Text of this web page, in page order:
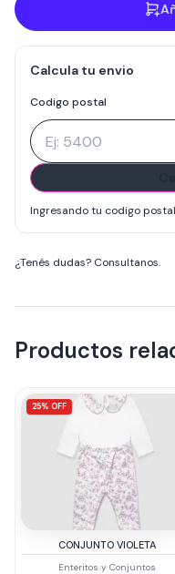
Calcula tu envio
Codigo postal
Ingresando tu codigo
¿Tenés dudas? Consultanos.
Productos
25% OFF
CONJUNTO VIOLETA
Enteritos y Conjuntos